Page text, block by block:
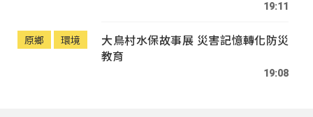
19:11
原鄉 環境
大鳥村水保故事展 災害記憶轉化防災
教育
19:08